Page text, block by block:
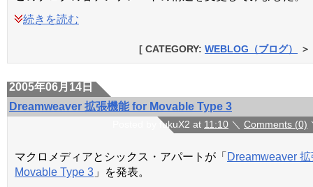
続きを読む
[ CATEGORY: WEBLOG（ブログ） ＞
2005年06月14日
Dreamweaver 拡張機能 for Movable Type 3
Posted by fukuX2 at 11:10 ＼ Comments (0)
マクロメディアとシックス・アパートが「Dreamweaver
Movable Type 3 」を発表。